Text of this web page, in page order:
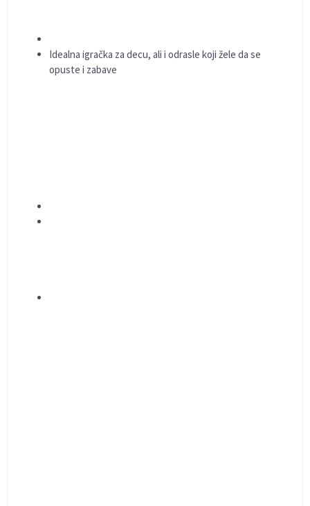
Idealna igračka za decu, ali i odrasle koji žele da se
opuste i zabave